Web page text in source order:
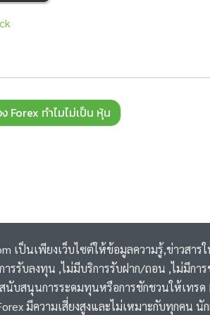
Forex ทำไมไม่เป็น หุ้น
เป็นเพียงเว็บไซต์ให้ข้อมูลความรู้,ข่าวสาร
ารรับลงทุน ,ไม่มีบริการรับฝาก/ถอน ,ไม่มีก
นับสนุนการระดมทุนหรือการชักชวนให้เทรด
มีความเสี่ยงสูงและไม่เหมาะกับทุกคน